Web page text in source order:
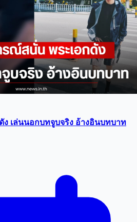
เล่นนอกบทจูบจริง อ้างอินบทบาท